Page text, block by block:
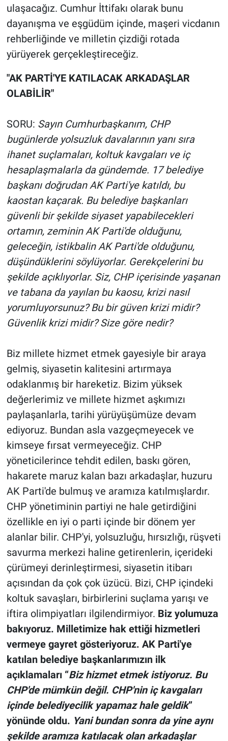
ulaşacağız. Cumhur İttifakı olarak bunu
dayanışma ve eşgüdüm içinde, maşeri vicdanın
rehberliğinde ve milletin çizdiği rotada
yürüyerek gerçekleştireceğiz.
"AK PARTİ'YE KATILACAK ARKADAŞLAR
OLABİLİR"
SORU: Sayın Cumhurbaşkanım, CHP
bugünlerde yolsuzluk davalarının yanı sıra
ihanet suçlamaları, koltuk kavgaları ve iç
hesaplaşmalarla da gündemde. 17 belediye
başkanı doğrudan AK Parti'ye katıldı, bu
kaostan kaçarak. Bu belediye başkanları
güvenli bir şekilde siyaset yapabilecekleri
ortamın, zeminin AK Parti'de olduğunu,
geleceğin, istikbalin AK Parti'de olduğunu,
düşündüklerini söylüyorlar. Gerekçelerini bu
şekilde açıklıyorlar. Siz, CHP içerisinde yaşanan
ve tabana da yayılan bu kaosu, krizi nasıl
yorumluyorsunuz? Bu bir güven krizi midir?
Güvenlik krizi midir? Size göre nedir?
Biz millete hizmet etmek gayesiyle bir araya
gelmiş, siyasetin kalitesini artırmaya
odaklanmış bir hareketiz. Bizim yüksek
değerlerimiz ve millete hizmet aşkımızı
paylaşanlarla, tarihi yürüyüşümüze devam
ediyoruz. Bundan asla vazgeçmeyecek ve
kimseye fırsat vermeyeceğiz. CHP
yöneticilerince tehdit edilen, baskı gören,
hakarete maruz kalan bazı arkadaşlar, huzuru
AK Parti'de bulmuş ve aramıza katılmışlardır.
CHP yönetiminin partiyi ne hale getirdiğini
özellikle en iyi o parti içinde bir dönem yer
alanlar bilir. CHP'yi, yolsuzluğu, hırsızlığı, rüşveti
savurma merkezi haline getirenlerin, içerideki
çürümeyi derinleştirmesi, siyasetin itibarı
açısından da çok çok üzücü. Bizi, CHP içindeki
koltuk savaşları, birbirlerini suçlama yarışı ve
iftira olimpiyatları ilgilendirmiyor. Biz yolumuza
bakıyoruz. Milletimize hak ettiği hizmetleri
vermeye gayret gösteriyoruz. AK Parti'ye
katılan belediye başkanlarımızın ilk
açıklamaları “Biz hizmet etmek istiyoruz. Bu
CHP'de mümkün değil. CHP'nin iç kavgaları
içinde belediyecilik yapamaz hale geldik”
yönünde oldu. Yani bundan sonra da yine aynı
şekilde aramıza katılacak olan arkadaşlar